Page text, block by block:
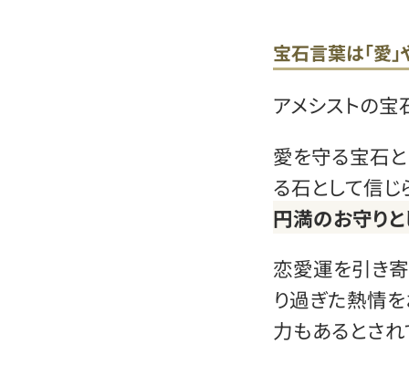
宝石言葉は「愛」
アメシストの宝
愛を守る宝石
る石として信じ
円満のお守り
恋愛運を引き
り過ぎた熱情
力もあるとされ